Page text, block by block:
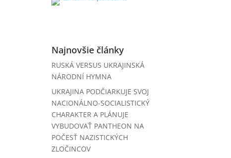
Najnovšie články
RUSKÁ VERSUS UKRAJINSKÁ
NÁRODNÍ HYMNA
UKRAJINA PODČIARKUJE SVOJ
NACIONÁLNO-SOCIALISTICKÝ
CHARAKTER A PLÁNUJE
VYBUDOVAŤ PANTHEON NA
POČESŤ NAZISTICKÝCH
ZLOČINCOV